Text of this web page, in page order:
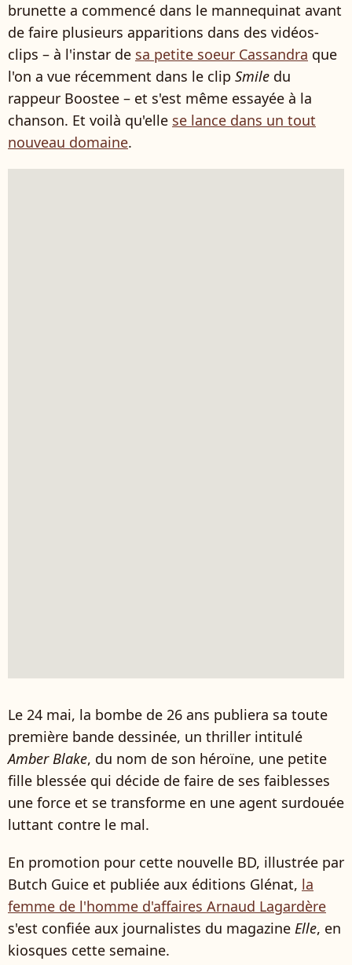
brunette a commencé dans le mannequinat avant
de faire plusieurs apparitions dans des vidéos-
clips – à l'instar de sa petite soeur Cassandra que
l'on a vue récemment dans le clip Smile du
rappeur Boostee – et s'est même essayée à la
chanson. Et voilà qu'elle se lance dans un tout
nouveau domaine.
Le 24 mai, la bombe de 26 ans publiera sa toute
première bande dessinée, un thriller intitulé
Amber Blake, du nom de son héroïne, une petite
fille blessée qui décide de faire de ses faiblesses
une force et se transforme en une agent surdouée
luttant contre le mal.
En promotion pour cette nouvelle BD, illustrée par
Butch Guice et publiée aux éditions Glénat, la
femme de l'homme d'affaires Arnaud Lagardère
s'est confiée aux journalistes du magazine Elle, en
kiosques cette semaine.